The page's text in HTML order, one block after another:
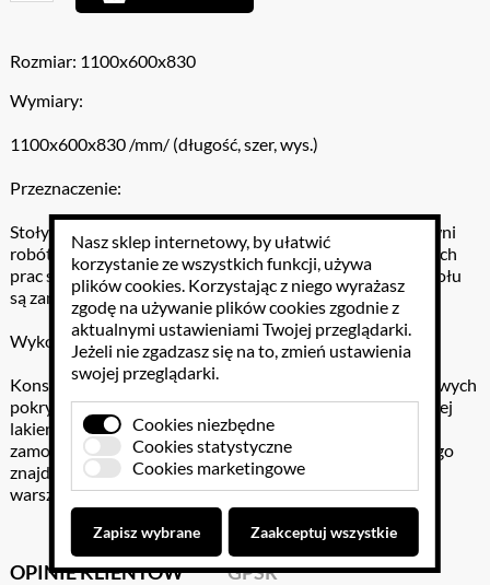
Rozmiar: 1100x600x830
Wymiary:
1100x600x830 /mm/ (długość, szer, wys.)
Przeznaczenie:
Stoły do prac technicznych stanowią wyposażenie pracowni
robót technicznych. Umożliwiają wykonanie podstawowych
prac ślusarsko-mechanicznych przez uczniów. W blacie stołu
są zamocowane dwa zaciski stolarskie.
Wykonanie:
Konstrukcja nośna wykonana jest z kształtowników stalowych
pokrytych farbą. Blat z tarcicy liściastej trzykrotnie pokrytej
lakierem. Nogi zakończone stopkami umożliwiającymi
zamocowanie stołu o podłogi. W blacie z drewna liściastego
znajduje się półka- wgłębienie na narzędzia i przybory
warsztatowe.
OPINIE KLIENTÓW GPSR
Nasz sklep internetowy, by ułatwić
korzystanie ze wszystkich funkcji, używa
plików cookies. Korzystając z niego wyrażasz
zgodę na używanie plików cookies zgodnie z
aktualnymi ustawieniami Twojej przeglądarki.
Jeżeli nie zgadzasz się na to, zmień ustawienia
swojej przeglądarki.
Cookies niezbędne
Cookies statystyczne
Cookies marketingowe
Zapisz wybrane Zaakceptuj wszystkie